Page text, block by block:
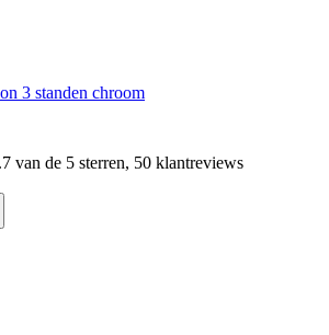
3 standen chroom
van de 5 sterren, 50 klantreviews